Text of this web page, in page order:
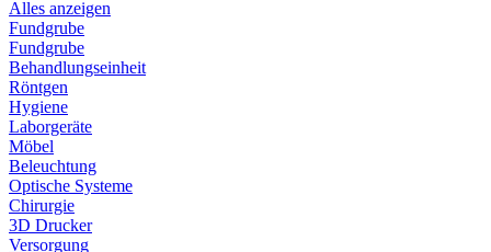
Alles anzeigen
Fundgrube
Fundgrube
Behandlungseinheit
Röntgen
Hygiene
Laborgeräte
Möbel
Beleuchtung
Optische Systeme
Chirurgie
3D Drucker
Versorgung